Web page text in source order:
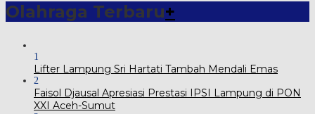
Olahraga Terbaru+
1
Lifter Lampung Sri Hartati Tambah Mendali Emas
2
Faisol Djausal Apresiasi Prestasi IPSI Lampung di PON
XXI Aceh-Sumut